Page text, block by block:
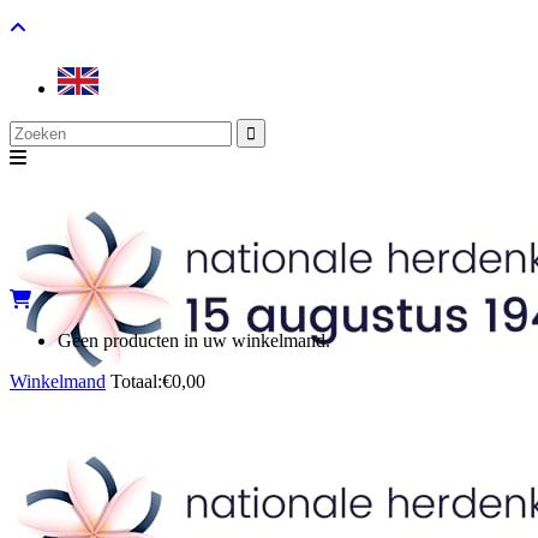
Search
for:
Geen producten in uw winkelmand.
Winkelmand Totaal:€0,00